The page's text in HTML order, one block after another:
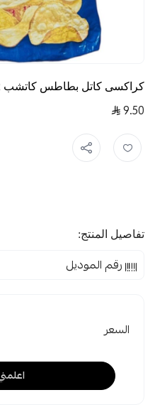
كراكسى كاتل بطاطس كاتشب 12*23G
9.50
تفاصيل المنتج:
رقم الموديل
السعر